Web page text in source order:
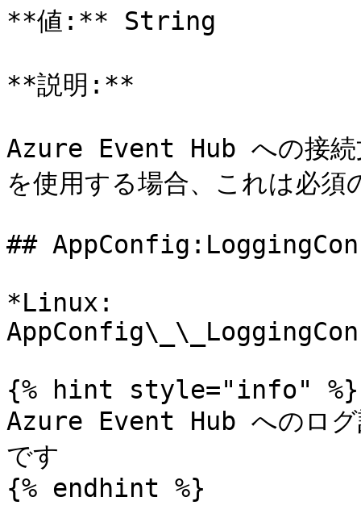
**値:** String
**説明:**
Azure Event Hub への接
を使用する場合、これは必須
##
*Linux:
{% hint style="info" %}
Azure Event Hub へのログ
です
{% endhint %}